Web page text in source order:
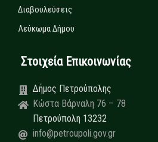
Διαβουλεύσεις
Λεύκωμα Δήμου
Στοιχεία Επικοινωνίας
Δήμος Πετρούπολης
Κώστα Βάρναλη 76 – 78
Πετρούπολη 13232
info@petroupoli.gov.gr